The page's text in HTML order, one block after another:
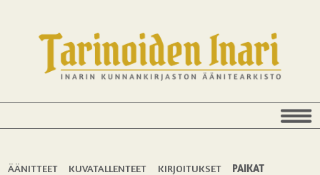
ÄÄNITTEET KUVATALLENTEET KIRJOITUKSET
PAIKAT